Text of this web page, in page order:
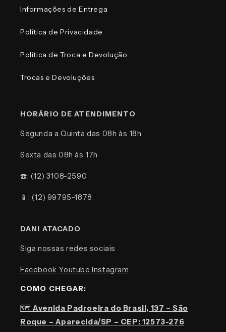
Informações de Entrega
Política de Privacidade
Política de Troca e Devolução
Trocas e Devoluções
HORÁRIO DE ATENDIMENTO
Segunda a Quinta das 08h às 18h
Sexta das 08h às 17h
☎️: (12) 3108-2590
📱: (12) 99795-1878
DANI ATACADO
Siga nossas redes sociais
Facebook Youtube Instagram
COMO CHEGAR:
🗺️ Avenida Padroeira do Brasil, 137 – São
Roque – Aparecida/SP – CEP: 12573-276